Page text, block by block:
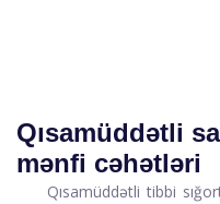
Qısamüddətli
mənfi cəhətləri
Qısamüddətli tibbi